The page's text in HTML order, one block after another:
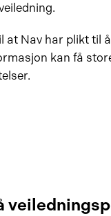
at Nav har plikt til
kan få